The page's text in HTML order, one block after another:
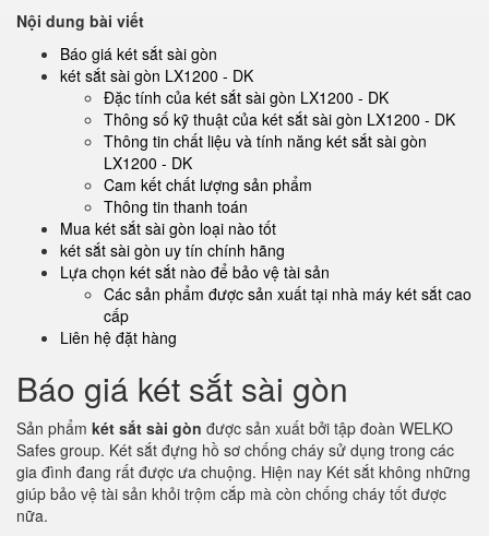
Nội dung bài viết
Báo giá két sắt sài gòn
két sắt sài gòn LX1200 - DK
Đặc tính của két sắt sài gòn LX1200 - DK
Thông số kỹ thuật của két sắt sài gòn LX1200 - DK
Thông tin chất liệu và tính năng két sắt sài gòn
LX1200 - DK
Cam kết chất lượng sản phẩm
Thông tin thanh toán
Mua két sắt sài gòn loại nào tốt
két sắt sài gòn uy tín chính hãng
Lựa chọn két sắt nào để bảo vệ tài sản
Các sản phẩm được sản xuất tại nhà máy két sắt cao
cấp
Liên hệ đặt hàng
Báo giá két sắt sài gòn
Sản phẩm két sắt sài gòn được sản xuất bởi tập đoàn WELKO
Safes group. Két sắt đựng hồ sơ chống cháy sử dụng trong các
gia đình đang rất được ưa chuộng. Hiện nay Két sắt không những
giúp bảo vệ tài sản khỏi trộm cắp mà còn chống cháy tốt được
nữa.